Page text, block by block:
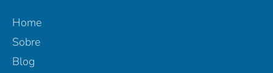
Home
Sobre
Blog